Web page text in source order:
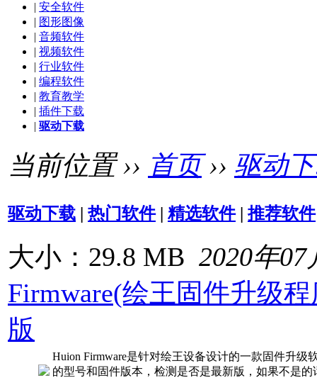
| 安全软件
| 图形图像
| 音频软件
| 视频软件
| 行业软件
| 编程软件
| 教育教学
| 插件下载
| 驱动下载
当前位置 ›› 首页›› 驱动
驱动下载 | 热门软件| 精选软件| 推荐软件
大小：29.8 MB 2020年07
Firmware(绘王固件升级
版
Huion Firmware是针对绘王设备设计的一款固件升级
的型号和固件版本，检测是否是最新版，如果不是